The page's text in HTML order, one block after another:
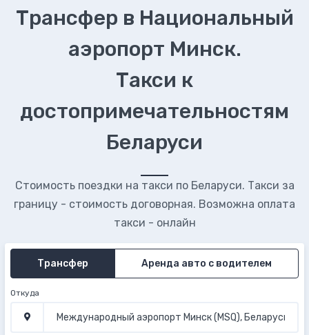
Трансфер в Национальный
аэропорт Минск.
Такси к
достопримечательностям
Беларуси
Стоимость поездки на такси по Беларуси. Такси за
границу - стоимость договорная. Возможна оплата
такси - онлайн
Трансфер Аренда авто с водителем
Откуда